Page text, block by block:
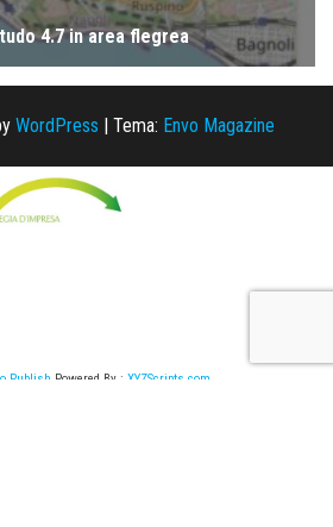
WordPress Tema: Envo Magazine
Publish Powered By : XYZScripts.com